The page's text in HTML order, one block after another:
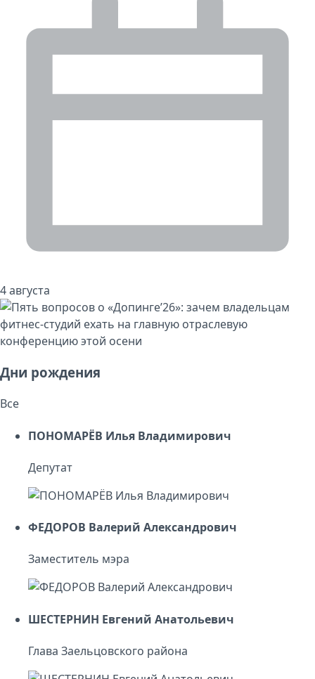
4 августа
Дни рождения
Все
ПОНОМАРЁВ Илья Владимирович
Депутат
ФЕДОРОВ Валерий Александрович
Заместитель мэра
ШЕСТЕРНИН Евгений Анатольевич
Глава Заельцовского района